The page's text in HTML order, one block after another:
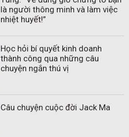
là người thông minh và làm việc
nhiệt huyết!”
Học hỏi bí quyết kinh doanh
thành công qua những câu
chuyện ngắn thú vị
Câu chuyện cuộc đời Jack Ma